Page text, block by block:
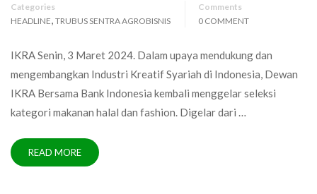
Categories
HEADLINE, TRUBUS SENTRA AGROBISNIS
Comments
0 COMMENT
IKRA Senin, 3 Maret 2024. Dalam upaya mendukung dan
mengembangkan Industri Kreatif Syariah di Indonesia, Dewan
IKRA Bersama Bank Indonesia kembali menggelar seleksi
kategori makanan halal dan fashion. Digelar dari …
READ MORE